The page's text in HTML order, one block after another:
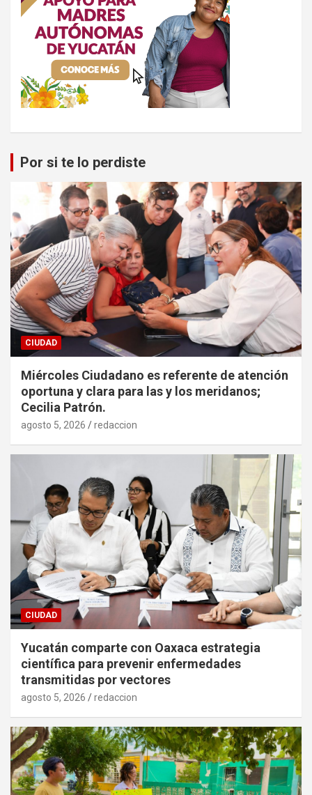
Por si te lo perdiste
CIUDAD
Miércoles Ciudadano es referente de atención
oportuna y clara para las y los meridanos;
Cecilia Patrón.
agosto 5, 2026 redaccion
CIUDAD
Yucatán comparte con Oaxaca estrategia
científica para prevenir enfermedades
transmitidas por vectores
agosto 5, 2026 redaccion